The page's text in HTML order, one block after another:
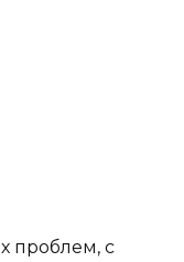
проблем, с